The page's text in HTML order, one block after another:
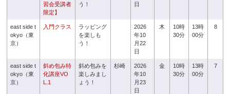
習会受講者
限定】
う！
日
east side t
okyo（東
京）
入門クラス
ラッピング
を楽しも
う！
2026
年10
月22
日
木
10時
30分
13時
00分
8
east side t
okyo（東
京）
斜め包み特
化講座VO
L.1
斜め包みを
楽しみまし
ょう！
杉崎
2026
年10
月23
日
金
10時
30分
13時
00分
7